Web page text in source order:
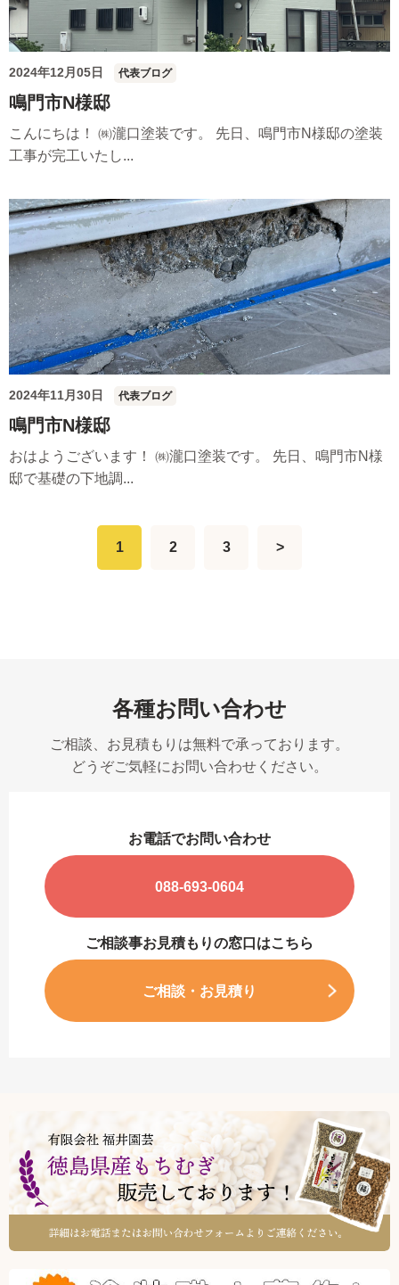
2024年12月05日 代表ブログ
鳴門市N様邸
こんにちは！ ㈱瀧口塗装です。 先日、鳴門市N様邸の塗装
工事が完工いたし...
2024年11月30日 代表ブログ
鳴門市N様邸
おはようございます！ ㈱瀧口塗装です。 先日、鳴門市N様
邸で基礎の下地調...
1 2 3 >
各種お問い合わせ
ご相談、お見積もりは無料で承っております。
どうぞご気軽にお問い合わせください。
お電話でお問い合わせ
088-693-0604
ご相談事お見積もりの窓口はこちら
ご相談・お見積り